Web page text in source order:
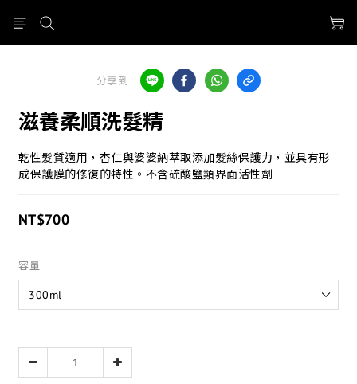
分享到
滋養柔順洗髮精
乾性髮質適用，杏仁與婆婆納萃取添加髮絲保護力，並具有形
成保護膜的修復的特性。不含硫酸鹽類界面活性劑
NT$700
容量